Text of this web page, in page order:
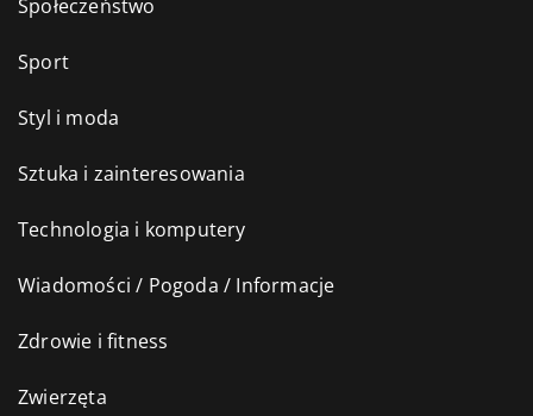
Społeczeństwo
Sport
Styl i moda
Sztuka i zainteresowania
Technologia i komputery
Wiadomości / Pogoda / Informacje
Zdrowie i fitness
Zwierzęta